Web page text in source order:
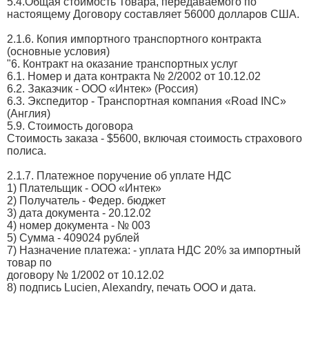
настоящему Договору составляет 56000 долларов США.
2.1.6. Копия импортного транспортного контракта
(основные условия)
"6. Контракт на оказание транспортных услуг
6.1. Номер и дата контракта № 2/2002 от 10.12.02
6.2. Заказчик - ООО «Интек» (Россия)
6.3. Экспедитор - Транспортная компания «Road INC»
(Англия)
5.9. Стоимость договора
Стоимость заказа - $5600, включая стоимость страхового
полиса.
2.1.7. Платежное поручение об уплате НДС
1) Плательщик - ООО «Интек»
2) Получатель - Федер. бюджет
3) дата документа - 20.12.02
4) номер документа - № 003
5) Сумма - 409024 рублей
7) Назначение платежа: - уплата НДС 20% за импортный
товар по
договору № 1/2002 от 10.12.02
8) подпись Lucien, Alexandry, печать ООО и дата.